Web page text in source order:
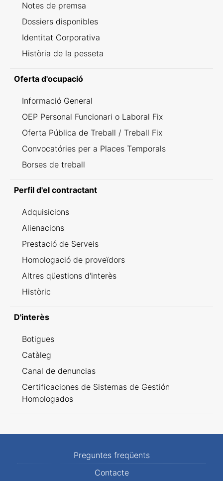
Notes de premsa
Dossiers disponibles
Identitat Corporativa
Història de la pesseta
Oferta d'ocupació
Informació General
OEP Personal Funcionari o Laboral Fix
Oferta Pública de Treball / Treball Fix
Convocatóries per a Places Temporals
Borses de treball
Perfil d'el contractant
Adquisicions
Alienacions
Prestació de Serveis
Homologació de proveïdors
Altres qüestions d'interès
Històric
D'interès
Botigues
Catàleg
Canal de denuncias
Certificaciones de Sistemas de Gestión
Homologados
Preguntes freqüents
Contacte